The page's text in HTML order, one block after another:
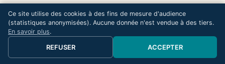
Ce site utilise des cookies à des fins de mesure d'audience
(statistiques anonymisées). Aucune donnée n'est vendue à des tiers.
En savoir plus.
REFUSER ACCEPTER